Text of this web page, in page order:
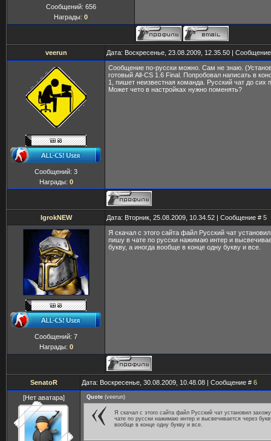
Сообщений: 656
Награды: 0
veerun Дата: Воскресенье, 23.08.2009, 12.35.50 |
Сообщений: 3
Награды: 0
Сообщение по-русски можно. Сам не знаю.
готовый All-CS 1.6 Final. Попробовал написать в
1, пишет неизвестная команда. Русский чат до сих
Может чето в настройках нужно поменять?
IgrokNEW Дата: Вторник, 25.08.2009, 10.34.52 | Сообщение # 5
Сообщений: 7
Награды: 0
Я скачал с этого сайта файл Русский чат
пишу в чате по русски нажимаю интер и
букву, а иногда вообще в конце одну букву и все.
SenatoR Дата: Воскресенье, 30.08.2009, 10.48.08 | Сообщение # 6
[Нет аватара] Quote (veerun)
Я скачал с этого сайта файл Русский чат установил
чате по русски нажимаю интер и высвечивается через
вообще в конце одну букву и все.